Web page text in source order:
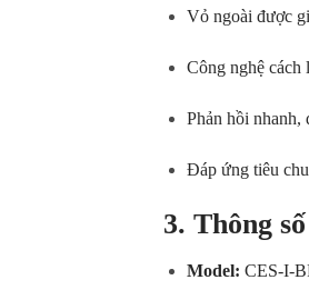
Vỏ ngoài được
Công nghệ
Phản hồi nhanh,
Đáp ứng tiêu
3. Thông
Model: CES-I-